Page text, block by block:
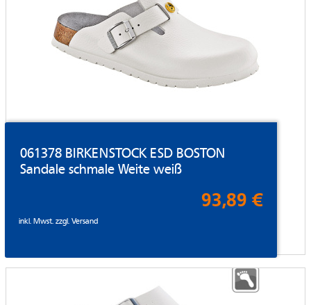
061378 BIRKENSTOCK ESD BOSTON
Sandale schmale Weite weiß
93,89 €
inkl. Mwst. zzgl.Versand